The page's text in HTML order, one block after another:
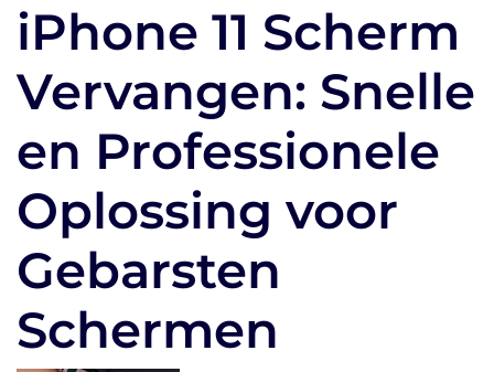
iPhone 11 Scherm
Vervangen: Snelle
en Professionele
Oplossing voor
Gebarsten
Schermen